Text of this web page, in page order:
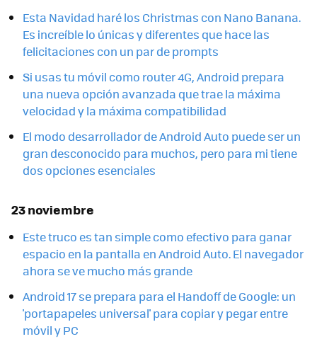
Esta Navidad haré los Christmas con Nano Banana.
Es increíble lo únicas y diferentes que hace las
felicitaciones con un par de prompts
Si usas tu móvil como router 4G, Android prepara
una nueva opción avanzada que trae la máxima
velocidad y la máxima compatibilidad
El modo desarrollador de Android Auto puede ser un
gran desconocido para muchos, pero para mi tiene
dos opciones esenciales
23 noviembre
Este truco es tan simple como efectivo para ganar
espacio en la pantalla en Android Auto. El navegador
ahora se ve mucho más grande
Android 17 se prepara para el Handoff de Google: un
'portapapeles universal' para copiar y pegar entre
móvil y PC